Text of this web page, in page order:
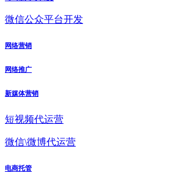
微信公众平台开发
网络营销
网络推广
新媒体营销
短视频代运营
微信\微博代运营
电商托管